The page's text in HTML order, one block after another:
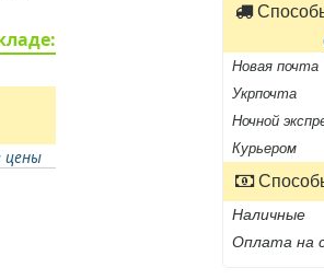
цены
Новая почта
Укрпочта
Ночной
Курьером
Наличные
Оплата на